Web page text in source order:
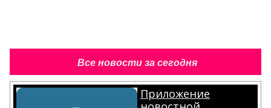
Все новости за сегодня
Приложение